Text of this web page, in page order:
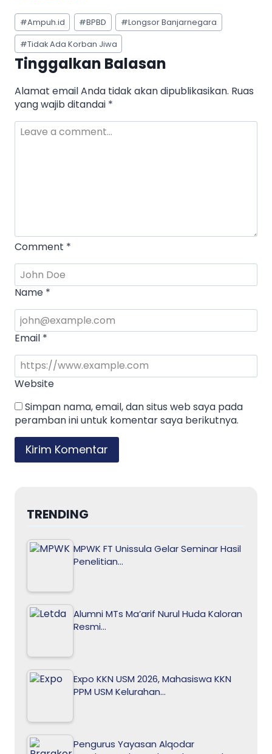
Post
Tags:
#Ampuh.id #BPBD #Longsor Banjarnegara
#Tidak Ada Korban Jiwa
Tinggalkan Balasan
Alamat email Anda tidak akan dipublikasikan. Ruas
yang wajib ditandai *
Comment *
Name *
Email *
Website
Simpan nama, email, dan situs web saya pada
peramban ini untuk komentar saya berikutnya.
TRENDING
MPWK FT Unissula Gelar Seminar Hasil
Penelitian…
Alumni MTs Ma’arif Nurul Huda Kaloran
Resmi…
Expo KKN USM 2026, Mahasiswa KKN
PPM USM Kelurahan…
Pengurus Yayasan Alqodar